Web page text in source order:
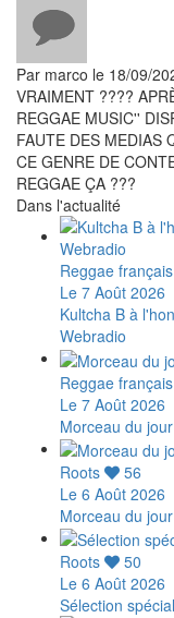
Par marco le 18/09/
VRAIMENT ????
REGGAE MUSIC''
FAUTE DES MEDIAS
CE GENRE DE
REGGAE ÇA ???
Dans l'actualité
Reggae français
Le 7 Août 2026
Kultcha B à
Webradio
Reggae français
Le 7 Août 2026
Morceau du
Roots
56
Le 6 Août 2026
Morceau du
Roots
50
Le 6 Août 2026
Sélection